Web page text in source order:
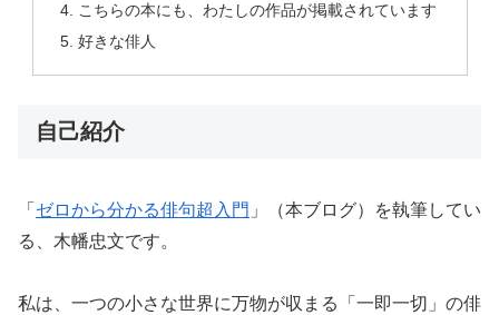
こちらの本にも、わたしの作品が掲載されています
好きな俳人
自己紹介
「 ゼロから分かる俳句超入門 」（本ブログ）を執筆してい
る、木幡忠文です。
私は、一つの小さな世界に万物が収まる「一即一切」の俳